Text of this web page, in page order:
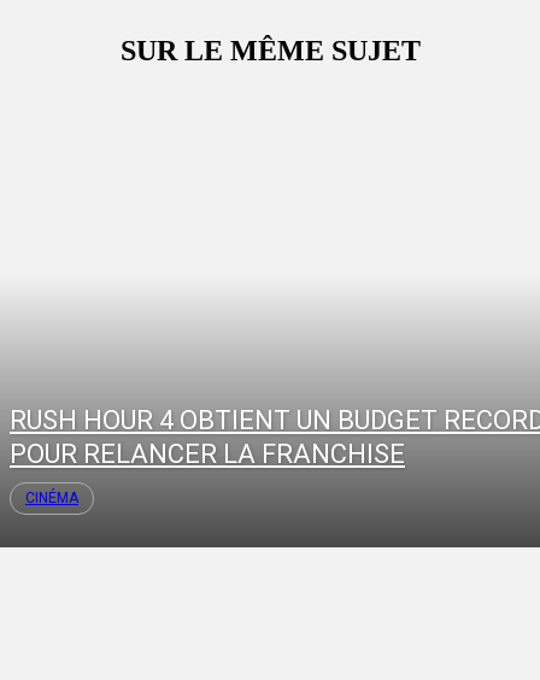
SUR LE MÊME SUJET
RUSH HOUR 4 OBTIENT UN BUDGET
POUR RELANCER LA FRANCHISE
CINÉMA